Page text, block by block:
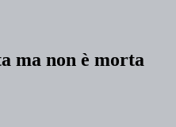
ma non è morta